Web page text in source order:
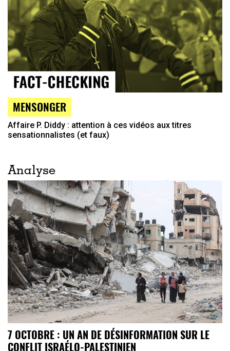
MENSONGER
Affaire P. Diddy : attention à ces vidéos aux titres
sensationnalistes (et faux)
Analyse
7 OCTOBRE : UN AN DE DÉSINFORMATION SUR LE
CONFLIT ISRAÉLO-PALESTINIEN